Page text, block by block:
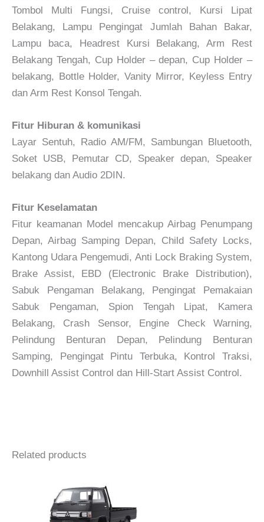
Tombol Multi Fungsi, Cruise control, Kursi Lipat
Belakang, Lampu Pengingat Jumlah Bahan Bakar,
Lampu baca, Headrest Kursi Belakang, Arm Rest
Belakang Tengah, Cup Holder – depan, Cup Holder –
belakang, Bottle Holder, Vanity Mirror, Keyless Entry
dan Arm Rest Konsol Tengah.
Fitur Hiburan & komunikasi
Layar Sentuh, Radio AM/FM, Sambungan Bluetooth,
Soket USB, Pemutar CD, Speaker depan, Speaker
belakang dan Audio 2DIN.
Fitur Keselamatan
Fitur keamanan Model mencakup Airbag Penumpang
Depan, Airbag Samping Depan, Child Safety Locks,
Kantong Udara Pengemudi, Anti Lock Braking System,
Brake Assist, EBD (Electronic Brake Distribution),
Sabuk Pengaman Belakang, Pengingat Pemakaian
Sabuk Pengaman, Spion Tengah Lipat, Kamera
Belakang, Crash Sensor, Engine Check Warning,
Pelindung Benturan Depan, Pelindung Benturan
Samping, Pengingat Pintu Terbuka, Kontrol Traksi,
Downhill Assist Control dan Hill-Start Assist Control.
Related products